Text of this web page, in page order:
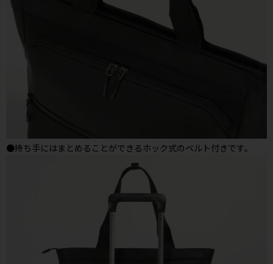
●持ち手にはまとめることができるホック式のベルト付きです。